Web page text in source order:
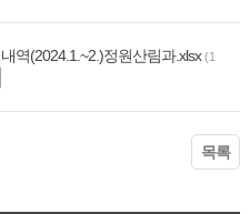
역(2024.1.~2.)정원산림과.xlsx (1
목록